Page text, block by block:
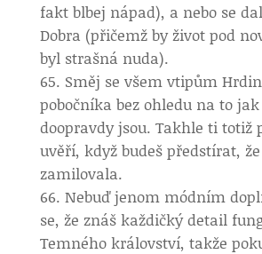
fakt blbej nápad), a nebo se
Dobra (přičemž by život pod
byl strašná nuda).
Směj se všem vtipům
pobočníka bez ohledu na to
doopravdy jsou. Takhle ti totiž
uvěří, když budeš předstírat,
zamilovala.
Nebuď jenom módním
se, že znáš každičký detail
Temného království, takže